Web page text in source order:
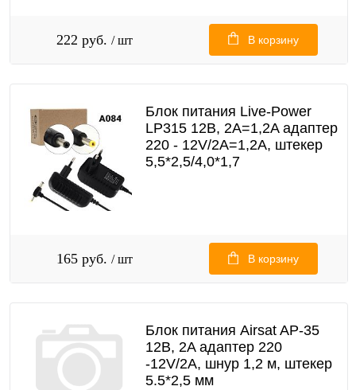
222 руб. / шт В корзину
Блок питания Live-Power
LP315 12В, 2А=1,2A адаптер
220 - 12V/2A=1,2A, штекер
5,5*2,5/4,0*1,7
165 руб. / шт В корзину
Блок питания Airsat AP-35
12В, 2A адаптер 220
-12V/2A, шнур 1,2 м, штекер
5.5*2,5 мм